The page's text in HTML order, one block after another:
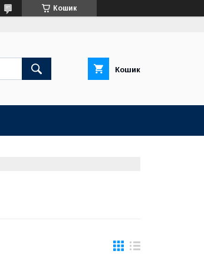
Кошик
Кошик